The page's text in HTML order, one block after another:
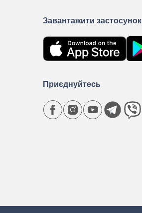
Завантажити застосунок
Приєднуйтесь